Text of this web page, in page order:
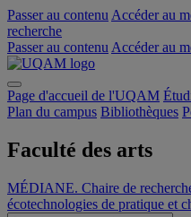
Passer au contenu Accéder au
recherche
Passer au contenu Accéder au
Page d'accueil de l'UQAM
Plan du campus Bibliothèques
Faculté des arts
MÉDIANE. Chaire de
écotechnologies de pratique et